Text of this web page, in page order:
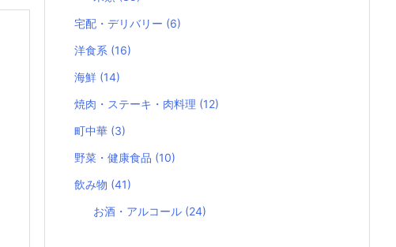
宅配・デリバリー (6)
洋食系 (16)
海鮮 (14)
焼肉・ステーキ・肉料理 (12)
町中華 (3)
野菜・健康食品 (10)
飲み物 (41)
お酒・アルコール (24)